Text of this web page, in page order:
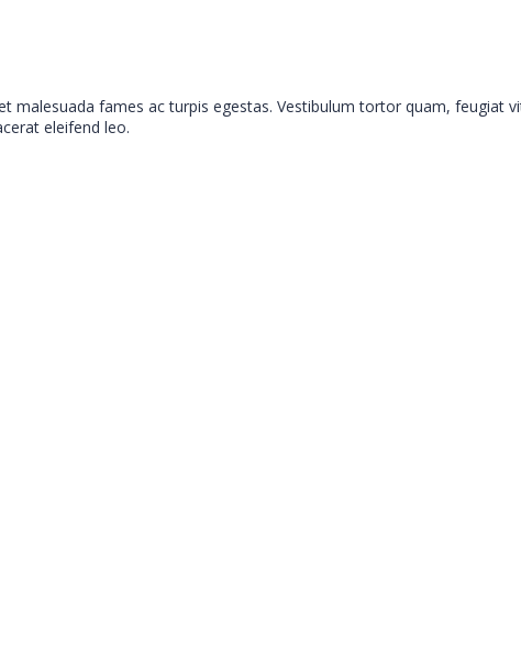
malesuada fames ac turpis egestas. Vestibulum tortor quam,
eleifend leo.